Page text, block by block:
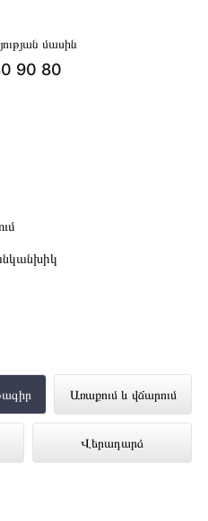
մասին
90 80
Առաքում և վճարում
Վերադարձ
HW-Q800A/RU
առցանց
գնով 437 000 դրամ